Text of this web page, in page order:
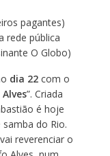
pagantes)
rede pública
O Globo)
dia 22com o
”. Criada
é hoje
do Rio.
reverenciar o